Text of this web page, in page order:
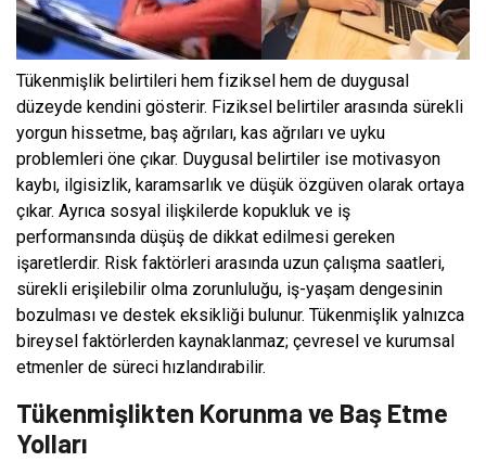
Tükenmişlik belirtileri hem fiziksel hem de duygusal
düzeyde kendini gösterir. Fiziksel belirtiler arasında sürekli
yorgun hissetme, baş ağrıları, kas ağrıları ve uyku
problemleri öne çıkar. Duygusal belirtiler ise motivasyon
kaybı, ilgisizlik, karamsarlık ve düşük özgüven olarak ortaya
çıkar. Ayrıca sosyal ilişkilerde kopukluk ve iş
performansında düşüş de dikkat edilmesi gereken
işaretlerdir. Risk faktörleri arasında uzun çalışma saatleri,
sürekli erişilebilir olma zorunluluğu, iş-yaşam dengesinin
bozulması ve destek eksikliği bulunur. Tükenmişlik yalnızca
bireysel faktörlerden kaynaklanmaz; çevresel ve kurumsal
etmenler de süreci hızlandırabilir.
Tükenmişlikten Korunma ve Baş Etme
Yolları